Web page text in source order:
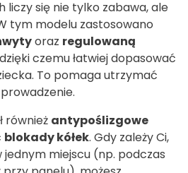
liczy się nie tylko zabawa, ale
tym modelu zastosowano
oraz regulowaną
czemu łatwiej dopasować
To pomaga utrzymać
również antypoślizgowe
blokady kółek. Gdy zależy Ci,
jednym miejscu (np. podczas